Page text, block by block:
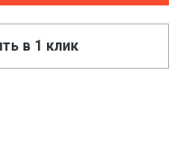
в 1 клик